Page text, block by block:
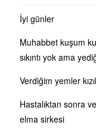
İyi günler
Muhabbet kuşum
sıkıntı yok ama
Verdiğim yemler
Hastalıktan sonra
elma sirkesi